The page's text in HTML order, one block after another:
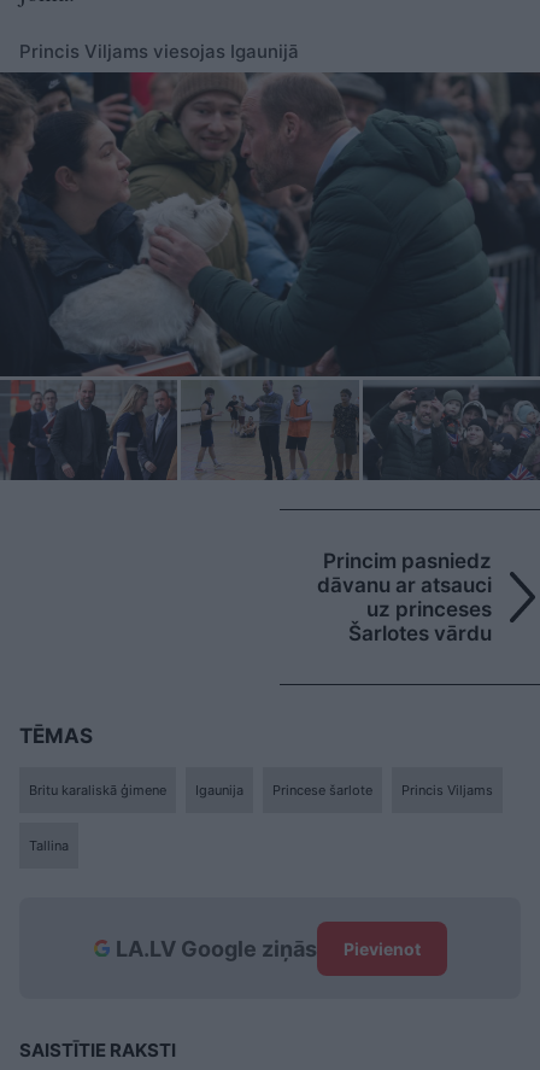
Princis Viljams viesojas Igaunijā
Princim pasniedz
dāvanu ar atsauci
uz princeses
Šarlotes vārdu
TĒMAS
Britu karaliskā ģimene Igaunija Princese šarlote Princis Viljams
Tallina
LA.LV Google ziņās Pievienot
SAISTĪTIE RAKSTI